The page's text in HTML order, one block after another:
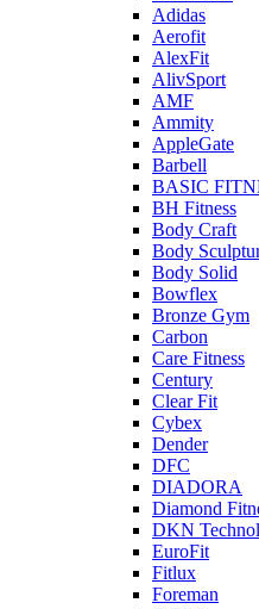
Adidas
Aerofit
AlexFit
AlivSport
AMF
Ammity
AppleGate
Barbell
BASIC
BH Fitness
Body Craft
Body
Body Solid
Bowflex
Bronze Gym
Carbon
Care Fitness
Century
Clear Fit
Cybex
Dender
DFC
DIADORA
Diamond
DKN
EuroFit
Fitlux
Foreman